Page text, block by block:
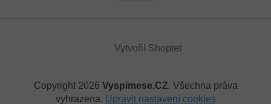
Vytvořil Shoptet
Copyright 2026 Vyspimese.CZ. Všechna práva
vyhrazena. Upravit nastavení cookies